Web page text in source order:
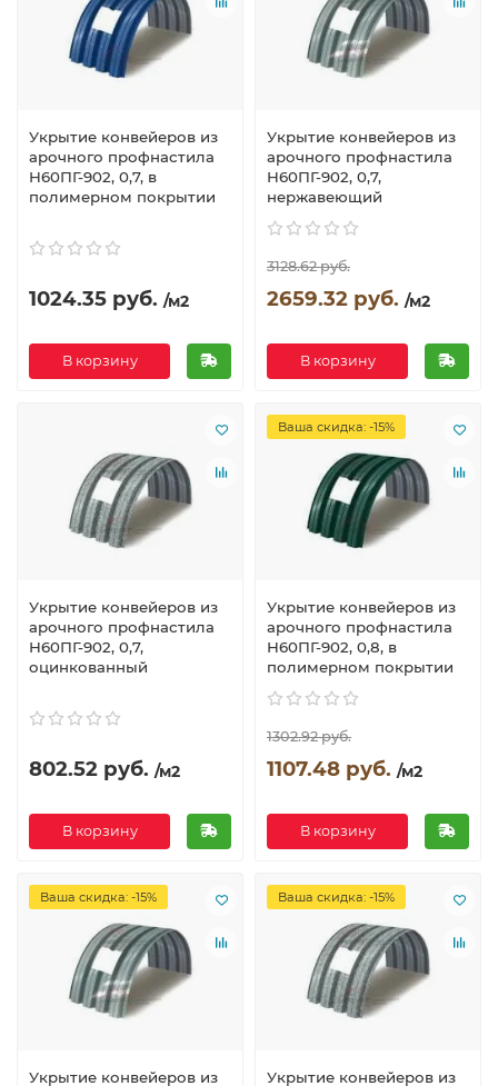
Укрытие конвейеров из
арочного профнастила
Н60ПГ-902, 0,7, в
полимерном покрытии
1024.35 руб. /м2
В корзину
Укрытие конвейеров из
арочного профнастила
Н60ПГ-902, 0,7,
нержавеющий
3128.62 руб.
2659.32 руб. /м2
В корзину
Укрытие конвейеров из
арочного профнастила
Н60ПГ-902, 0,7,
оцинкованный
802.52 руб. /м2
В корзину
Ваша скидка: -15%
Укрытие конвейеров из
арочного профнастила
Н60ПГ-902, 0,8, в
полимерном покрытии
1302.92 руб.
1107.48 руб. /м2
В корзину
Ваша скидка: -15%
Укрытие конвейеров из
Ваша скидка: -15%
Укрытие конвейеров из